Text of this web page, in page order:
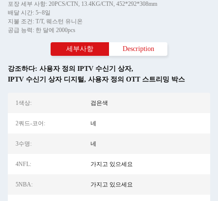
포장 세부 사항: 20PCS/CTN, 13.4KG/CTN, 452*292*308mm
배달 시간: 5~8일
지불 조건: T/T, 웨스턴 유니온
공급 능력: 한 달에 2000pcs
세부사항 Description
강조하다: 사용자 정의 IPTV 수신기 상자,
IPTV 수신기 상자 디지털, 사용자 정의 OTT 스트리밍 박스
1색상: 검은색
2쿼드-코어: 네
3수명: 네
4NFL: 가지고 있으세요
5NBA: 가지고 있으세요